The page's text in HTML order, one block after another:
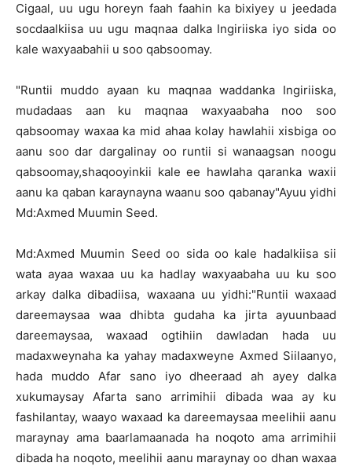
Cigaal, uu ugu horeyn faah faahin ka bixiyey u jeedada
socdaalkiisa uu ugu maqnaa dalka Ingiriiska iyo sida oo
kale waxyaabahii u soo qabsoomay.
"Runtii muddo ayaan ku maqnaa waddanka Ingiriiska,
mudadaas aan ku maqnaa waxyaabaha noo soo
qabsoomay waxaa ka mid ahaa kolay hawlahii xisbiga oo
aanu soo dar dargalinay oo runtii si wanaagsan noogu
qabsoomay,shaqooyinkii kale ee hawlaha qaranka waxii
aanu ka qaban karaynayna waanu soo qabanay"Ayuu yidhi
Md:Axmed Muumin Seed.
Md:Axmed Muumin Seed oo sida oo kale hadalkiisa sii
wata ayaa waxaa uu ka hadlay waxyaabaha uu ku soo
arkay dalka dibadiisa, waxaana uu yidhi:"Runtii waxaad
dareemaysaa waa dhibta gudaha ka jirta ayuunbaad
dareemaysaa, waxaad ogtihiin dawladan hada uu
madaxweynaha ka yahay madaxweyne Axmed Siilaanyo,
hada muddo Afar sano iyo dheeraad ah ayey dalka
xukumaysay Afarta sano arrimihii dibada waa ay ku
fashilantay, waayo waxaad ka dareemaysaa meelihii aanu
maraynay ama baarlamaanada ha noqoto ama arrimihii
dibada ha noqoto, meelihii aanu maraynay oo dhan waxaa